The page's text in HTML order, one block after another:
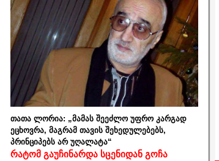
თათა ლორია: „მამას შეეძლო უფრო კარგად
ეცხოვრა, მაგრამ თავის შეხედულებებს,
პრინციპებს არ უღალატა“
რატომ გაუჩინარდა სცენიდან გოჩა